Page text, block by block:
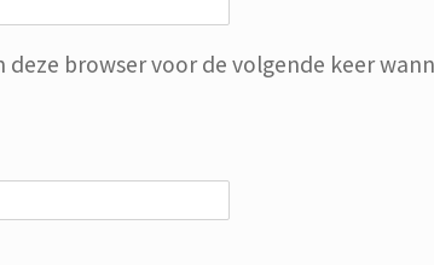
deze browser voor de volgende keer